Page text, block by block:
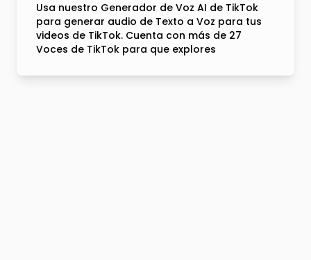
Usa nuestro Generador de Voz AI de TikTok
para generar audio de Texto a Voz para tus
videos de TikTok. Cuenta con más de 27
Voces de TikTok para que explores